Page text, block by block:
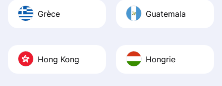
Grèce Guatemala
Hong Kong Hongrie